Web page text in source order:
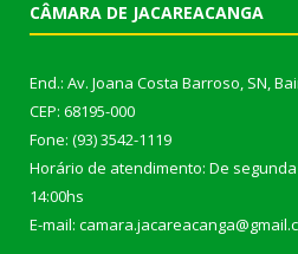
CÂMARA DE JACAREACANGA
End.: Av. Joana Costa Barroso, SN,
CEP: 68195-000
Fone: (93) 3542-1119
Horário de atendimento: De
14:00hs
E-mail: